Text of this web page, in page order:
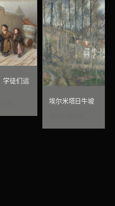
学徒们运
埃尔米塔日牛坡